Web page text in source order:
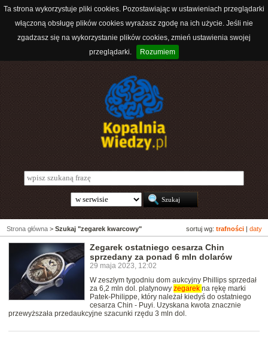
Ta strona wykorzystuje pliki cookies. Pozostawiając w ustawieniach przeglądarki
włączoną obsługę plików cookies wyrażasz zgodę na ich użycie. Jeśli nie
zgadzasz się na wykorzystanie plików cookies, zmień ustawienia swojej
przeglądarki.
Rozumiem
sortuj wg: trafności daty
Strona główna > Szukaj "zegarek kwarcowy"
Zegarek ostatniego cesarza Chin
sprzedany za ponad 6 mln dolarów
29 maja 2023, 12:02
W zeszłym tygodniu dom aukcyjny Phillips sprzedał
za 6,2 mln dol. platynowy zegarek na rękę marki
Patek-Philippe, który należał kiedyś do ostatniego
cesarza Chin - Puyi. Uzyskana kwota znacznie
przewyższała przedaukcyjne szacunki rzędu 3 mln dol.